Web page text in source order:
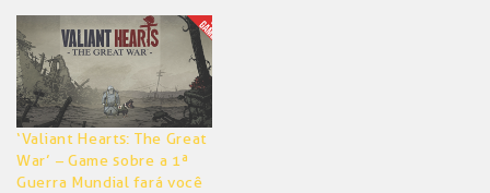
‘Valiant Hearts: The Great
War’ – Game sobre a 1ª
Guerra Mundial fará você